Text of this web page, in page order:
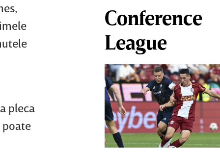
pleca
poate
Conference
League